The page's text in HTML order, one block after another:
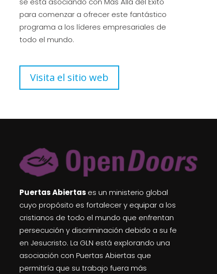
para comenzar a ofrecer este fantástico
programa a los líderes empresariales de
todo el mundo.
Visita el sitio web
Puertas Abiertas es un ministerio global
cuyo propósito es fortalecer y equipar a los
cristianos de todo el mundo que enfrentan
persecución y discriminación debido a su fe
en Jesucristo. La GLN está explorando una
asociación con Puertas Abiertas que
permitiría que su trabajo fuera más